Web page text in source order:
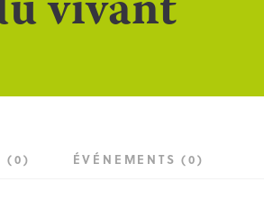
(0) ÉVÉNEMENTS (0)